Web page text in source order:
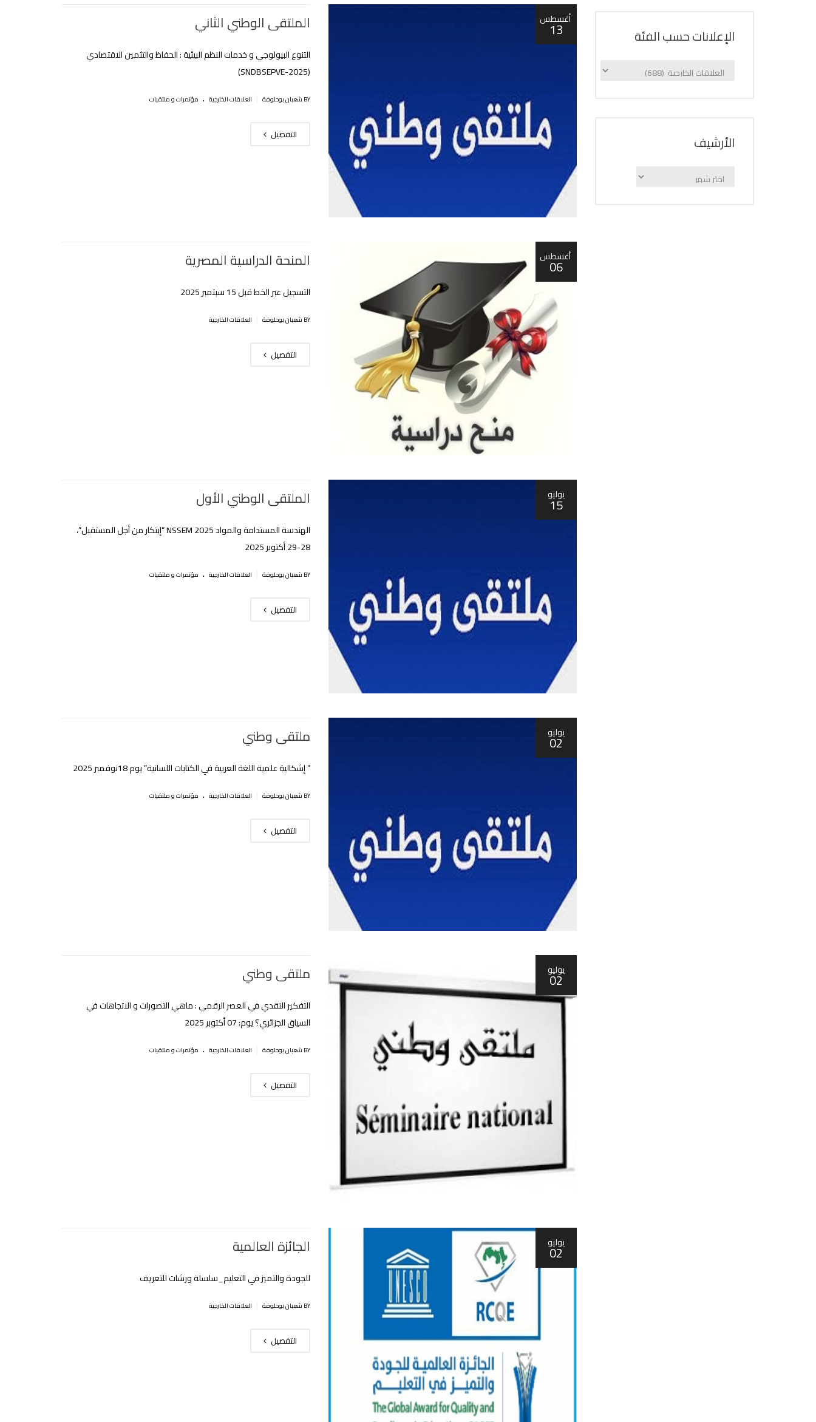
أغسطس
13 الملتقى الوطني الثاني
التنوع البيولوجي و خدمات النظم البيئية : الحفاظ والتثمين الاقتصادي
(SNDBSEPVE-2025)
BY شعبان بوحلوفة العلاقات الخارجية . مؤتمرات و ملتقيات
التفصيل
أغسطس
06 المنحة الدراسية المصرية
التسجيل عبر الخط قبل 15 سبتمبر 2025
BY شعبان بوحلوفة العلاقات الخارجية
التفصيل
يوليو
15 الملتقى الوطني الأول
الهندسة المستدامة والمواد NSSEM 2025 “إبتكار من أجل المستقبل”،
28-29 أكتوبر 2025
BY شعبان بوحلوفة العلاقات الخارجية . مؤتمرات و ملتقيات
التفصيل
يوليو
02 ملتقى وطني
” إشكالية علمية اللغة العربية في الكتابات اللسانية” يوم 18نوفمبر 2025
BY شعبان بوحلوفة العلاقات الخارجية . مؤتمرات و ملتقيات
التفصيل
يوليو
02 ملتقى وطني
التفكير النقدي في العصر الرقمي : ماهي التصورات و الاتجاهات في
السياق الجزائري؟ يوم: 07 أكتوبر 2025
BY شعبان بوحلوفة العلاقات الخارجية . مؤتمرات و ملتقيات
التفصيل
يوليو
02 الجائزة العالمية
للجودة والتميز في التعليم_سلسلة ورشات للتعريف‎
BY شعبان بوحلوفة العلاقات الخارجية
التفصيل
الإعلانات حسب الفئة
الإعلانات
اﻷرشيف
اﻷرشيف